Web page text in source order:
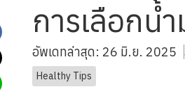
การเลือกน้
อัพเดทล่าสุด: 26 มิ.ย. 2025
Healthy Tips